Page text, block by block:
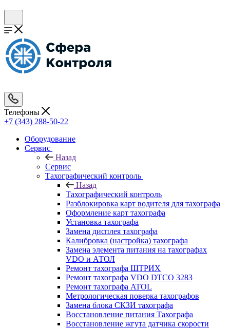
Телефоны
+7 (343) 288-50-22
Оборудование
Сервис
Назад
Сервис
Тахографический контроль
Назад
Тахографический контроль
Разблокировка карт водителя для тахографа
Оформление карт тахографа
Установка тахографа
Замена дисплея тахографа
Калибровка (настройка) тахографа
Замена элемента питания на тахографах
VDO и АТОЛ
Ремонт тахографа ШТРИХ
Ремонт тахографа VDO DTCO 3283
Ремонт тахографа ATOL
Метрологическая поверка тахографов
Замена блока СКЗИ тахографа
Восстановление питания Тахографа
Восстановление жгута датчика скорости